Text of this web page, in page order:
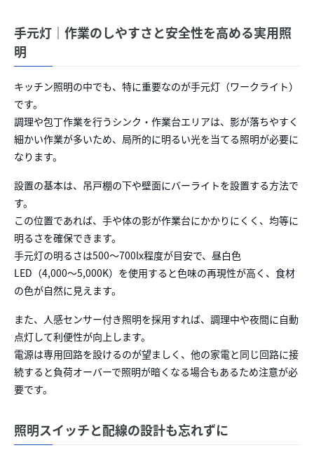
手元灯｜作業のしやすさと安全性を高める実用照
明
キッチン照明の中でも、特に重要なのが手元灯（ワークライト）
です。
調理や包丁作業を行うシンク・作業台エリアは、影が落ちやすく
細かい作業が多いため、局所的に明るい光を当てる照明が必要に
なります。
設置の基本は、吊戸棚の下や壁面にバーライトを設置する方法で
す。
この位置であれば、手や体の影が作業台にかかりにくく、均等に
明るさを確保できます。
手元灯の明るさは500〜700lx程度が目安で、昼白色
LED（4,000〜5,000K）を使用すると色味の再現性が高く、食材
の色が自然に見えます。
また、人感センサー付き照明を採用すれば、調理中や夜間に自動
点灯して利便性が向上します。
電源は専用回路を設けるのが望ましく、他の家電と同じ回路に接
続すると負荷オーバーで照明が暗くなる場合もあるため注意が必
要です。
照明スイッチと配線の設計も忘れずに